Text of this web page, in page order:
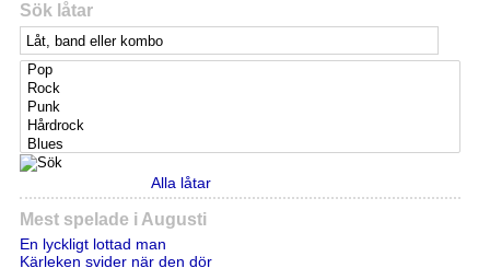
Sök låtar
Alla låtar
Mest spelade i Augusti
En lyckligt lottad man
Kärleken svider när den dör